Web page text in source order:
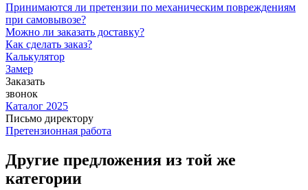
Принимаются ли претензии по механическим повреждениям
при самовывозе?
Можно ли заказать доставку?
Как сделать заказ?
Калькулятор
Замер
Заказать
звонок
Каталог 2025
Письмо директору
Претензионная работа
Другие предложения из той же
категории